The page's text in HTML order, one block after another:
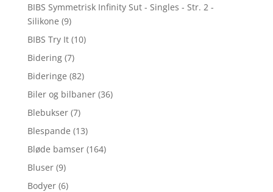
BIBS Symmetrisk Infinity Sut - Singles - Str. 2 -
Silikone (9)
BIBS Try It (10)
Bidering (7)
Bideringe (82)
Biler og bilbaner (36)
Blebukser (7)
Blespande (13)
Bløde bamser (164)
Bluser (9)
Bodyer (6)